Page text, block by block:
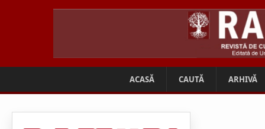
ACASĂ CAUTĂ ARHIVĂ